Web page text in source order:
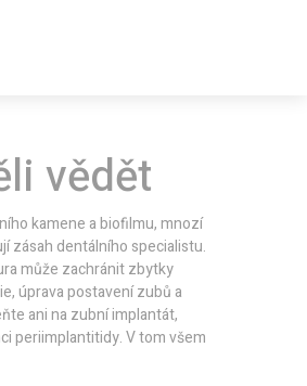
vědět
kamene a biofilmu, mnozí
zásah dentálního specialistu.
může zachránit zbytky
,úprava postavení zubů a
ani na zubní implantát,
periimplantitidy. V tom všem